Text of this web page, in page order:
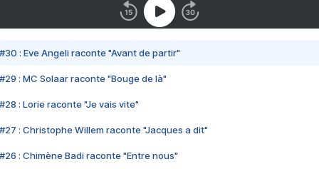
#30 : Eve Angeli raconte "Avant de partir"
#29 : MC Solaar raconte "Bouge de là"
#28 : Lorie raconte "Je vais vite"
#27 : Christophe Willem raconte "Jacques a dit"
#26 : Chimène Badi raconte "Entre nous"